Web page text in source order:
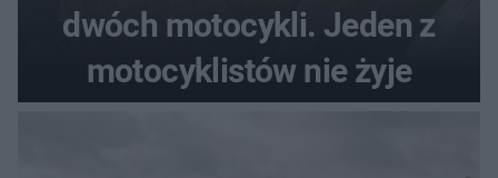
dwóch motocykli. Jeden z
motocyklistów nie żyje